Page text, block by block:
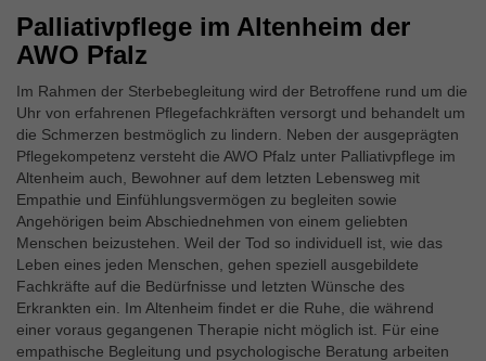
Palliativpflege im Altenheim der
AWO Pfalz
Im Rahmen der Sterbebegleitung wird der Betroffene rund um die
Uhr von erfahrenen Pflegefachkräften versorgt und behandelt um
die Schmerzen bestmöglich zu lindern. Neben der ausgeprägten
Pflegekompetenz versteht die AWO Pfalz unter Palliativpflege im
Altenheim auch, Bewohner auf dem letzten Lebensweg mit
Empathie und Einfühlungsvermögen zu begleiten sowie
Angehörigen beim Abschiednehmen von einem geliebten
Menschen beizustehen. Weil der Tod so individuell ist, wie das
Leben eines jeden Menschen, gehen speziell ausgebildete
Fachkräfte auf die Bedürfnisse und letzten Wünsche des
Erkrankten ein. Im Altenheim findet er die Ruhe, die während
einer voraus gegangenen Therapie nicht möglich ist. Für eine
empathische Begleitung und psychologische Beratung arbeiten
Wir verwenden auf unserer Website externe Inhalte, um
Ihnen zusätzliche Informationen anzubieten.